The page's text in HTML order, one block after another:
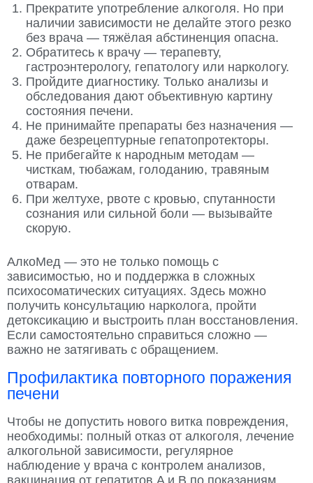
Прекратите употребление алкоголя. Но при
наличии зависимости не делайте этого резко
без врача — тяжёлая абстиненция опасна.
Обратитесь к врачу — терапевту,
гастроэнтерологу, гепатологу или наркологу.
Пройдите диагностику. Только анализы и
обследования дают объективную картину
состояния печени.
Не принимайте препараты без назначения —
даже безрецептурные гепатопротекторы.
Не прибегайте к народным методам —
чисткам, тюбажам, голоданию, травяным
отварам.
При желтухе, рвоте с кровью, спутанности
сознания или сильной боли — вызывайте
скорую.
АлкоМед — это не только помощь с
зависимостью, но и поддержка в сложных
психосоматических ситуациях. Здесь можно
получить консультацию нарколога, пройти
детоксикацию и выстроить план восстановления.
Если самостоятельно справиться сложно —
важно не затягивать с обращением.
Профилактика повторного поражения
печени
Чтобы не допустить нового витка повреждения,
необходимы: полный отказ от алкоголя, лечение
алкогольной зависимости, регулярное
наблюдение у врача с контролем анализов,
вакцинация от гепатитов A и B по показаниям,